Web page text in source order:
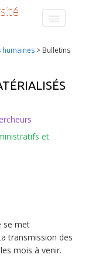
humaines > Bulletins
et
se met
transmission des
mois à venir.